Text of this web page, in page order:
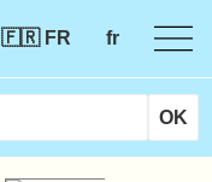
🇫🇷 FR
fr